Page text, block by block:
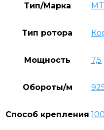
Тип/Марка
Тип ротора
Мощность 7,5
Обороты/м
Способ крепления